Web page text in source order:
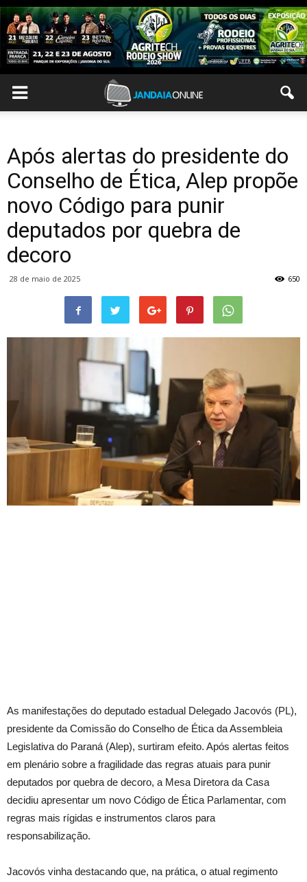
Após alertas do presidente do
Conselho de Ética, Alep propõe
novo Código para punir
deputados por quebra de
decoro
28 de maio de 2025 650
As manifestações do deputado estadual Delegado Jacovós (PL),
presidente da Comissão do Conselho de Ética da Assembleia
Legislativa do Paraná (Alep), surtiram efeito. Após alertas feitos
em plenário sobre a fragilidade das regras atuais para punir
deputados por quebra de decoro, a Mesa Diretora da Casa
decidiu apresentar um novo Código de Ética Parlamentar, com
regras mais rígidas e instrumentos claros para
responsabilização.
Jacovós vinha destacando que, na prática, o atual regimento